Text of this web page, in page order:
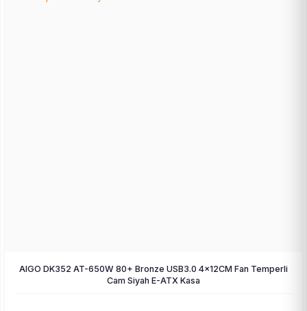
AIGO DK352 AT-650W 80+ Bronze USB3.0 4×12CM Fan Temperli
Cam Siyah E-ATX Kasa